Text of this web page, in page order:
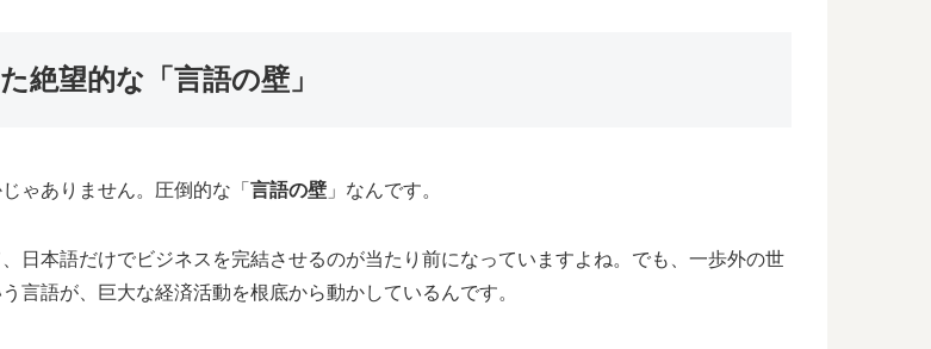
絶望的な「言語の壁」
ゃありません。圧倒的な「 言語の壁 」なんです。
日本語だけでビジネスを完結させるのが当たり前になっていますよね。でも、一歩外の世
言語が、巨大な経済活動を根底から動かしているんです。